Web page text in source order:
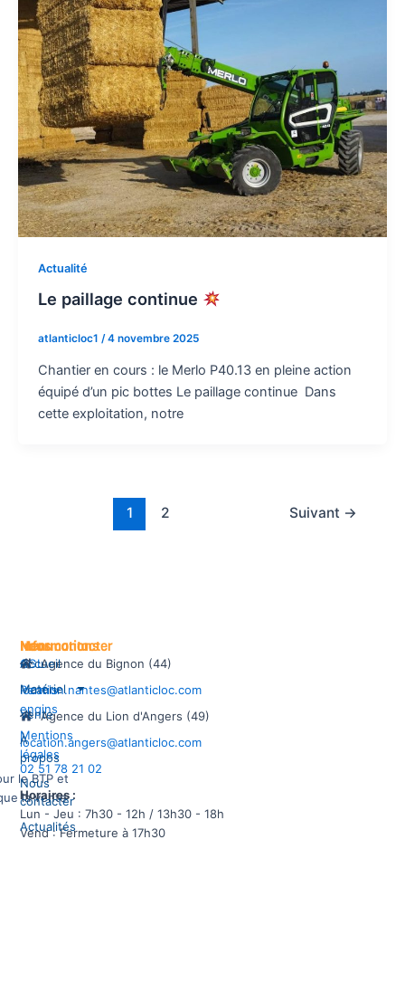
Actualité
Le paillage continue
atlanticloc1 /4 novembre 2025
Chantier en cours : le Merlo P40.13 en pleine action
équipé d’un pic bottes Le paillage continue Dans
cette exploitation, notre
1 2 Suivant →
le BTP et
la vente
Informations
CGL
Permis
engins
Mentions
légales
Menu
Accueil
Matériel
Vente
À
propos
Nous
contacter
Actualités
Nous contacter
Agence du Bignon (44)
location.nantes@atlanticloc.com
Agence du Lion d'Angers (49)
location.angers@atlanticloc.com
02 51 78 21 02
Horaires :
Lun - Jeu : 7h30 - 12h / 13h30 - 18h
Vend : Fermeture à 17h30